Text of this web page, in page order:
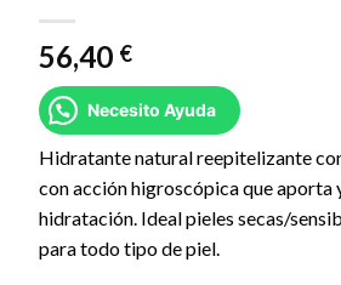
56,40 €
Necesito Ayuda
Hidratante natural reepitelizante
con acción higroscópica que aporta
hidratación. Ideal pieles secas/
para todo tipo de piel.